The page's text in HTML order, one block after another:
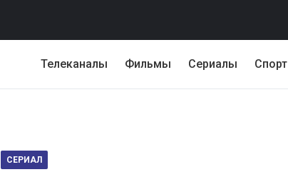
Телеканалы Фильмы Сериалы Спорт
СЕРИАЛ